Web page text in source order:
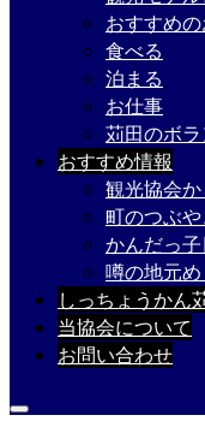
おすすめ
食べる
泊まる
お仕事
苅田のボ
おすすめ情報
観光協会
町のつぶや
かんだっ
噂の地元め
しっちょうかん
当協会について
お問い合わせ